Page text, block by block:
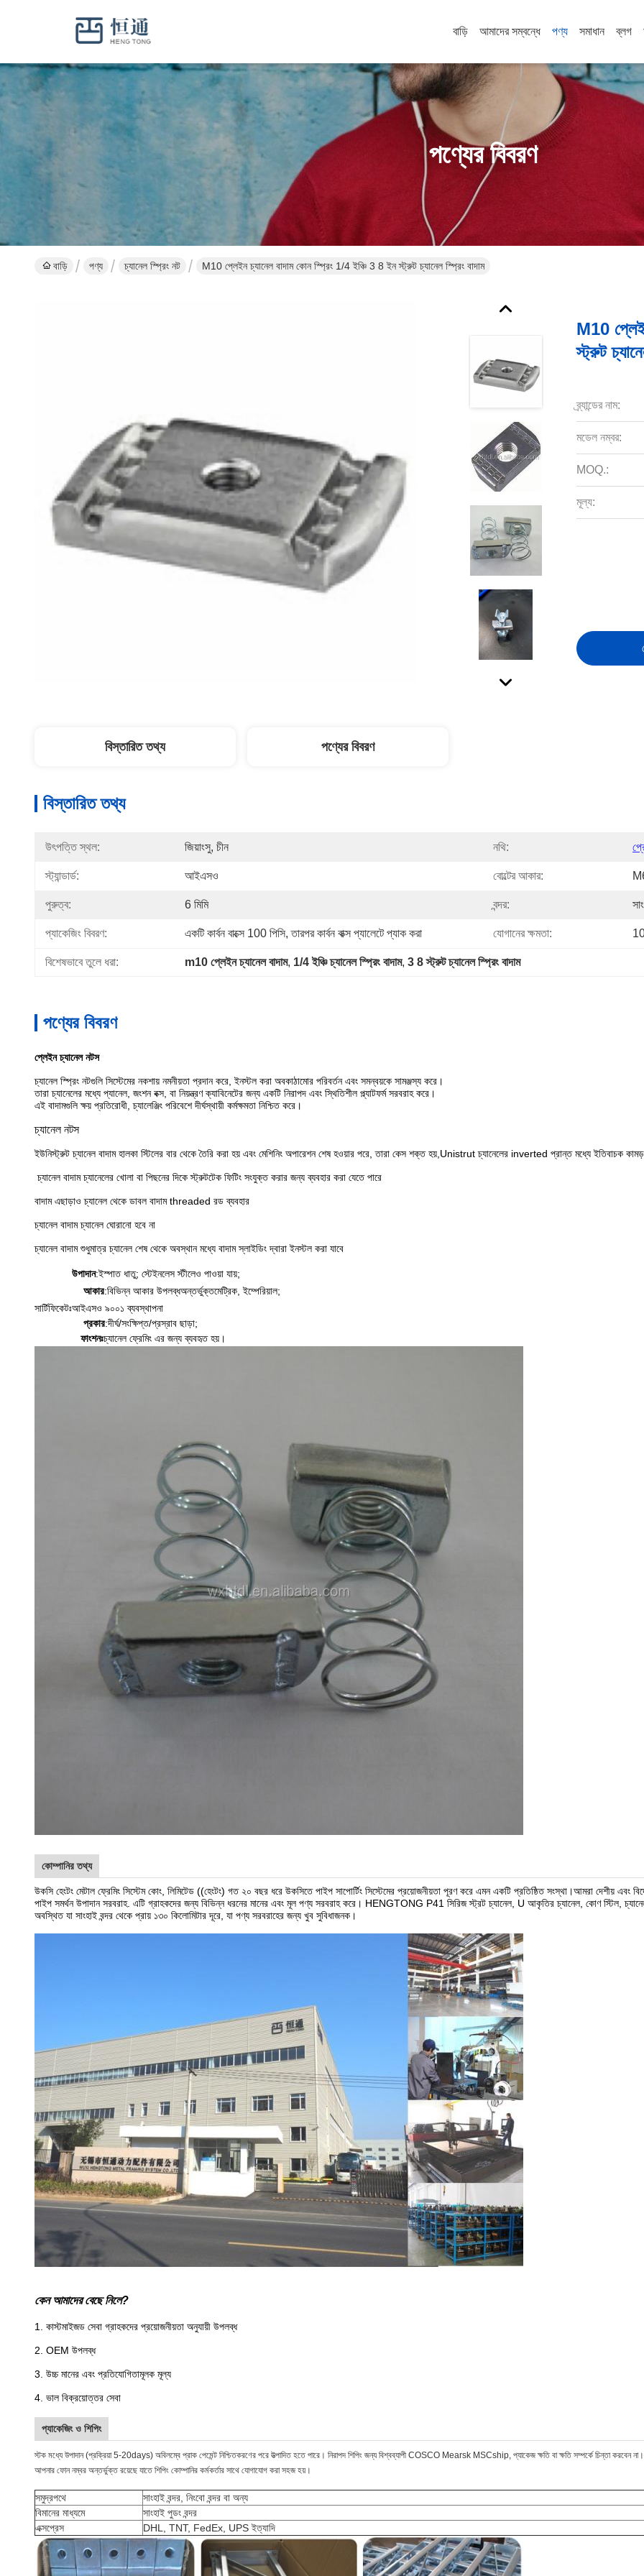
বাড়ি আমাদের সম্বন্ধে পণ্য সমাধান ব্লগ
পণ্যের বিবরণ
বাড়ি পণ্য চ্যানেল স্প্রিং নট M10 প্লেইন চ্যানেল বাদাম কোন স্প্রিং 1/4 ইঞ্চি 3 8 ইন স্ট্রুট চ্যানেল স্প্রিং বাদাম
M10
স্ট্রুট
ব্র্যান্ডের নাম:
মডেল নম্বর:
MOQ.:
মূল্য:
বিস্তারিত তথ্য পণ্যের বিবরণ
বিস্তারিত তথ্য
উৎপত্তি স্থল: জিয়াংসু, চীন নথি:
স্ট্যান্ডার্ড: আইএসও বোল্টের আকার:
পুরুত্ব: 6 মিমি বন্দর:
প্যাকেজিং বিবরণ: একটি কার্বন বাক্সে 100 পিসি, তারপর কার্বন বাক্স প্যালেটে প্যাক করা যোগানের ক্ষমতা:
বিশেষভাবে তুলে ধরা: m10 প্লেইন চ্যানেল বাদাম, 1/4 ইঞ্চি চ্যানেল স্প্রিং বাদাম, 3 8 স্ট্রুট চ্যানেল স্প্রিং বাদাম
পণ্যের বিবরণ
প্লেইন চ্যানেল নটস
চ্যানেল স্প্রিং নটগুলি সিস্টেমের নকশায় নমনীয়তা প্রদান করে, ইনস্টল করা অবকাঠামোর পরিবর্তন এবং সমন্বয়কে সামঞ্জস্য করে।
তারা চ্যানেলের মধ্যে প্যানেল, জংশন বক্স, বা নিয়ন্ত্রণ ক্যাবিনেটের জন্য একটি নিরাপদ এবং স্থিতিশীল প্ল্যাটফর্ম সরবরাহ করে।
এই বাদামগুলি ক্ষয় প্রতিরোধী, চ্যালেঞ্জিং পরিবেশে দীর্ঘস্থায়ী কর্মক্ষমতা নিশ্চিত করে।
চ্যানেল নটস
ইউনিস্ট্রুট চ্যানেল বাদাম হালকা স্টিলের বার থেকে তৈরি করা হয় এবং মেশিনিং অপারেশন শেষ হওয়ার পরে, তারা কেস শক্ত হয়,Unistrut চ্যানেলের inverted প্রান্ত মধ্যে ইতিবাচক কামড়
চ্যানেল বাদাম চ্যানেলের খোলা বা পিছনের দিকে স্ট্রুটটেক ফিটিং সংযুক্ত করার জন্য ব্যবহার করা যেতে পারে
বাদাম এছাড়াও চ্যানেল থেকে ডাবল বাদাম threaded রড ব্যবহার
চ্যানেল বাদাম চ্যানেল ঘোরানো হবে না
চ্যানেল বাদাম শুধুমাত্র চ্যানেল শেষ থেকে অবস্থান মধ্যে বাদাম স্লাইডিং দ্বারা ইনস্টল করা যাবে
উপাদান:ইস্পাত ধাতু; স্টেইনলেস স্টীলেও পাওয়া যায়;
আকার:বিভিন্ন আকার উপলব্ধঅন্তর্ভুক্তমেট্রিক, ইম্পেরিয়াল;
সার্টিফিকেটঃআইএসও ৯০০১ ব্যবস্থাপনা
প্রকার:দীর্ঘ/সংক্ষিপ্ত/প্রস্রাব ছাড়া;
ফাংশনঃচ্যানেল ফ্রেমিং এর জন্য ব্যবহৃত হয়।
কোম্পানির তথ্য
উকসি হেংটং মেটাল ফ্রেমিং সিস্টেম কোং, লিমিটেড ((হেংটং) গত ২০ বছর ধরে উকসিতে পাইপ সাপোর্টিং সিস্টেমের প্রয়োজনীয়তা পূরণ করে এমন একটি প্রতিষ্ঠিত সংস্থা।আমরা দেশীয় এবং
পাইপ সমর্থন উপাদান সরবরাহ. এটি গ্রাহকদের জন্য বিভিন্ন ধরনের মানের এবং মূল পণ্য সরবরাহ করে। HENGTONG P41 সিরিজ স্ট্রট চ্যানেল, U আকৃতির চ্যানেল, কোণ স্টিল,
অবস্থিত যা সাংহাই বন্দর থেকে প্রায় ১৩০ কিলোমিটার দূরে, যা পণ্য সরবরাহের জন্য খুব সুবিধাজনক।
কেন আমাদের বেছে নিলে?
1. কাস্টমাইজড সেবা গ্রাহকদের প্রয়োজনীয়তা অনুযায়ী উপলব্ধ
2. OEM উপলব্ধ
3. উচ্চ মানের এবং প্রতিযোগিতামূলক মূল্য
4. ভাল বিক্রয়োত্তর সেবা
প্যাকেজিং ও শিপিং
স্টক মধ্যে উপাদান (প্রক্রিয়া 5-20days) অবিলম্বে প্রাক পেমেন্ট নিশ্চিতকরণের পরে উত্পাদিত হতে পারে। নিরাপদ শিপিং জন্য বিশ্বব্যাপী COSCO Mearsk MSCship, প্যাকেজ ক্ষতি বা ক্ষতি সম্পর্কে চিন্তা করবেন
আপনার ফোন নম্বর অন্তর্ভুক্ত রয়েছে যাতে শিপিং কোম্পানির কর্মকর্তার সাথে যোগাযোগ করা সহজ হয়।
সমুদ্রপথে
সাংহাই বন্দর, নিংবো বন্দর বা অন্য
বিমানের মাধ্যমে
সাংহাই পুডং বন্দর
এক্সপ্রেস
DHL, TNT, FedEx, UPS ইত্যাদি